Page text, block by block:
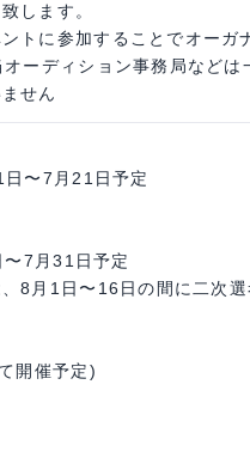
します。
トに参加することでオーガ
ーディション事務局などは
せん
〜7月21日予定
7月31日予定
8月1日〜16日の間に二次
開催予定)